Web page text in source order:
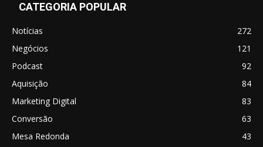
CATEGORIA POPULAR
Notícias
272
Negócios
121
Podcast
92
Aquisição
84
Marketing Digital
83
Conversão
63
Mesa Redonda
43